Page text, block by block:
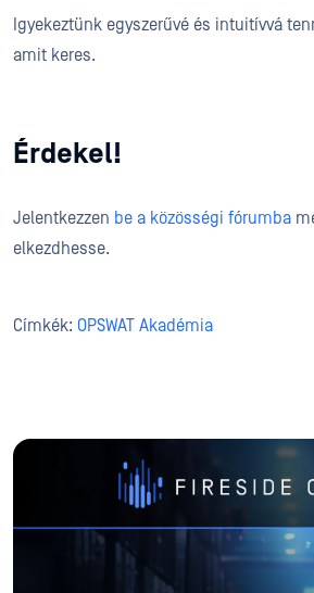
Igyekeztünk egyszerűvé és intuitívvá
amit keres.
Érdekel!
Jelentkezzen be a közösségi fórumba
elkezdhesse.
Címkék: OPSWAT Akadémia